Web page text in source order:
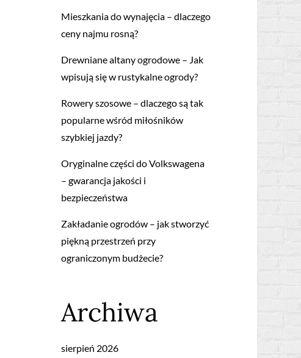
Mieszkania do wynajęcia – dlaczego
ceny najmu rosną?
Drewniane altany ogrodowe – Jak
wpisują się w rustykalne ogrody?
Rowery szosowe – dlaczego są tak
popularne wśród miłośników
szybkiej jazdy?
Oryginalne części do Volkswagena
– gwarancja jakości i
bezpieczeństwa
Zakładanie ogrodów – jak stworzyć
piękną przestrzeń przy
ograniczonym budżecie?
Archiwa
sierpień 2026